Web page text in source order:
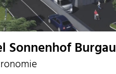
Sonnenhof Burgau